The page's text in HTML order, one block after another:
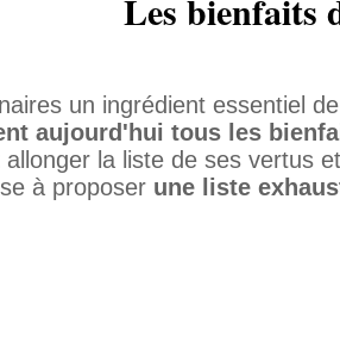
un ingrédient essentiel
aujourd'hui tous les
la liste de ses vertus
à proposer une liste